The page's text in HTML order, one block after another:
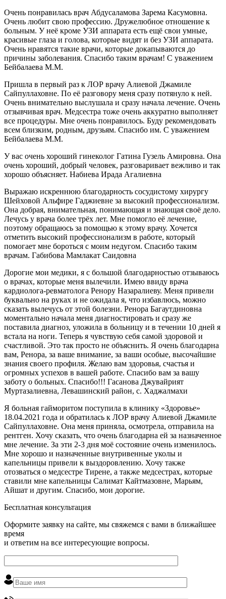
Очень понравилась врач Абдусаламова Зарема Касумовна.
Очень любит свою профессию. Дружелюбное отношение к
больным. У неё кроме УЗИ аппарата есть ещё свои умные,
красивые глаза и голова, которые видят и без УЗИ аппарата.
Очень нравятся такие врачи, которые докапываются до
причины заболевания. Спасибо таким врачам! С уважением
Бейбалаева М.М.
Пришла в первый раз к ЛОР врачу Алиевой Джамиле
Сайпуллаховне. По её разговору меня сразу потянуло к ней.
Очень внимательно выслушала и сразу начала лечение. Очень
отзывчивая врач. Медсестра тоже очень аккуратно выполняет
все процедуры. Мне очень понравилось. Буду рекомендовать
всем близким, родным, друзьям. Спасибо им. С уважением
Бейбалаева М.М.
У вас очень хороший гинеколог Гатина Гузель Амировна. Она
очень хороший, добрый человек, разговаривает вежливо и так
хорошо объясняет. Набиева Ирада Агалиевна
Выражаю искреннюю благодарность сосудистому хирургу
Шейховой Альфире Гаджиевне за высокий профессионализм.
Она добрая, внимательная, понимающая и знающая своё дело.
Лечусь у врача более трёх лет. Мне помогло её лечение,
поэтому обращаюсь за помощью к этому врачу. Хочется
отметить высокий профессионализм в работе, который
помогает мне бороться с моим недугом. Спасибо таким
врачам. Габибова Мамлакат Саидовна
Дорогие мои медики, я с большой благодарностью отзываюсь
о врачах, которые меня вылечили. Имею ввиду врача
кардиолога-ревматолога Ренору Назаралиеву. Меня привели
буквально на руках и не ожидала я, что избавлюсь, можно
сказать вылечусь от этой болезни. Ренора Багаутдиновна
моментально начала меня диагностировать и сразу же
поставила диагноз, уложила в больницу и в течении 10 дней я
встала на ноги. Теперь я чувствую себя самой здоровой и
счастливой. Это так просто не объяснить. Я очень благодарна
вам, Ренора, за ваше внимание, за ваши особые, высочайшие
знания своего профиля. Желаю вам здоровья, счастья и
огромных успехов в вашей работе. Спасибо вам за вашу
заботу о больных. Спасибо!!! Гасанова Джувайрият
Муртазалиевна, Левашинский район, с. Хаджалмахи
Я больная гайморитом поступила в клинику «Здоровье»
18.04.2021 года и обратилась к ЛОР врачу Алиевой Джамиле
Сайпуллаховне. Она меня приняла, осмотрела, отправила на
рентген. Хочу сказать, что очень благодарна ей за назначенное
мне лечение. За эти 2-3 дня моё состояние очень изменилось.
Мне хорошо и назначенные внутривенные уколы и
капельницы привели к выздоровлению. Хочу также
отозваться о медсестре Тирене, а также медсестрах, которые
ставили мне капельницы Салимат Кайтмазовне, Марьям,
Айшат и другим. Спасибо, мои дорогие.
Бесплатная консультация
Оформите заявку на сайте, мы свяжемся с вами в ближайшее
время
и ответим на все интересующие вопросы.